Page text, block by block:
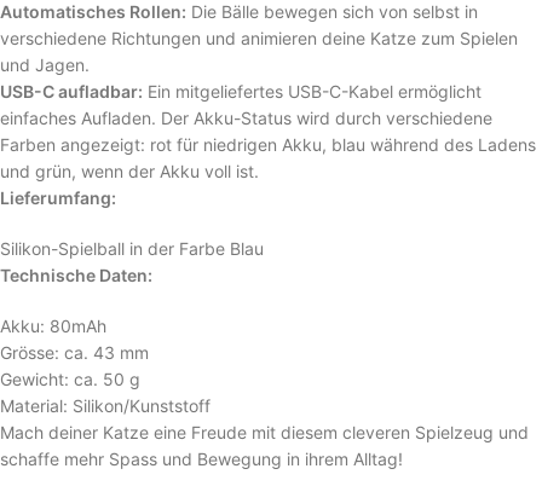
Automatisches Rollen: Die Bälle bewegen sich von selbst in
verschiedene Richtungen und animieren deine Katze zum Spielen
und Jagen.
USB-C aufladbar: Ein mitgeliefertes USB-C-Kabel ermöglicht
einfaches Aufladen. Der Akku-Status wird durch verschiedene
Farben angezeigt: rot für niedrigen Akku, blau während des Ladens
und grün, wenn der Akku voll ist.
Lieferumfang:
Silikon-Spielball in der Farbe Blau
Technische Daten:
Akku: 80mAh
Grösse: ca. 43 mm
Gewicht: ca. 50 g
Material: Silikon/Kunststoff
Mach deiner Katze eine Freude mit diesem cleveren Spielzeug und
schaffe mehr Spass und Bewegung in ihrem Alltag!